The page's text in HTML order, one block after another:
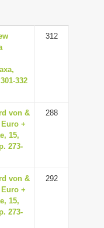
332
312
von &
Euro +
15,
273-
288
von &
Euro +
15,
273-
292